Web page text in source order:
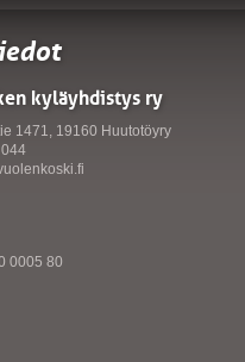
kyläyhdistys ry
1471, 19160 Huutotöyry
0005 80